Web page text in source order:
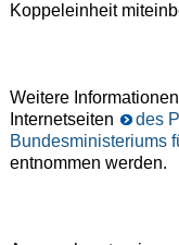
Koppeleinheit
Weitere
Internetseiten
des
Bundesministeriums
entnommen werden.